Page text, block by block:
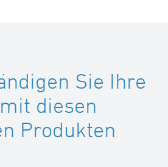
Sie Ihre
diesen
Produkten